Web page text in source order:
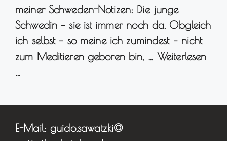
meiner Schweden-Notizen: Die junge
Schwedin – sie ist immer noch da. Obgleich
ich selbst – so meine ich zumindest – nicht
zum Meditieren geboren bin, … Weiterlesen
…
E-Mail: guido.sawatzki@